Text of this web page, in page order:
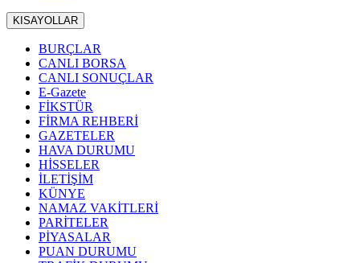
KISAYOLLAR
BURÇLAR
CANLI BORSA
CANLI SONUÇLAR
E-Gazete
FİKSTÜR
FİRMA REHBERİ
GAZETELER
HAVA DURUMU
HİSSELER
İLETİŞİM
KÜNYE
NAMAZ VAKİTLERİ
PARİTELER
PİYASALAR
PUAN DURUMU